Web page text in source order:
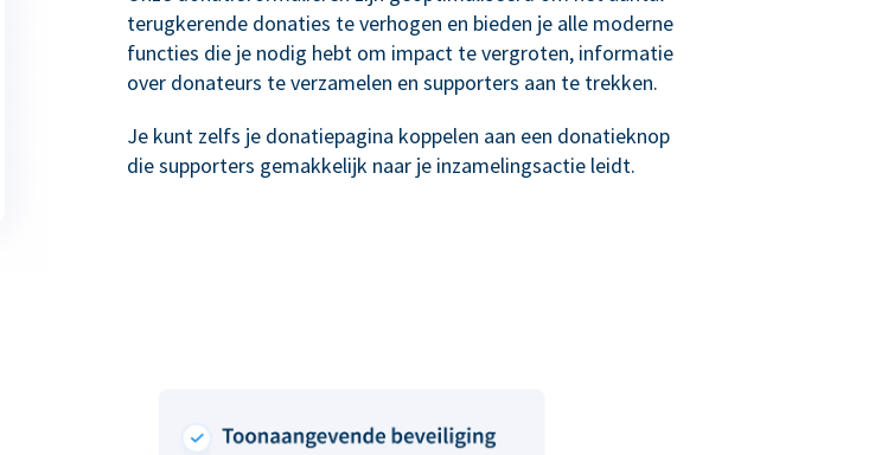
terugkerende donaties te verhogen en bieden je alle moderne
functies die je nodig hebt om impact te vergroten, informatie
over donateurs te verzamelen en supporters aan te trekken.
Je kunt zelfs je donatiepagina koppelen aan een donatieknop
die supporters gemakkelijk naar je inzamelingsactie leidt.